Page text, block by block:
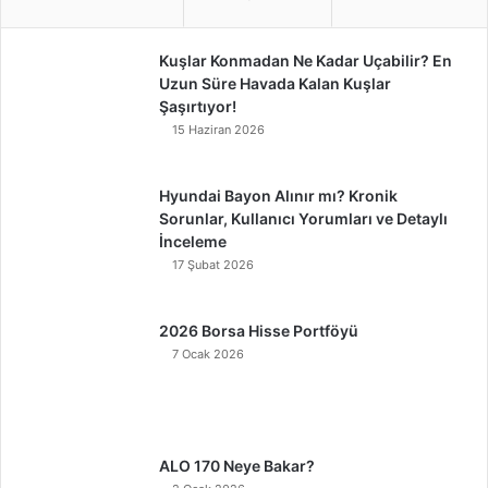
Kuşlar Konmadan Ne Kadar Uçabilir? En
Uzun Süre Havada Kalan Kuşlar
Şaşırtıyor!
15 Haziran 2026
Hyundai Bayon Alınır mı? Kronik
Sorunlar, Kullanıcı Yorumları ve Detaylı
İnceleme
17 Şubat 2026
2026 Borsa Hisse Portföyü
7 Ocak 2026
ALO 170 Neye Bakar?